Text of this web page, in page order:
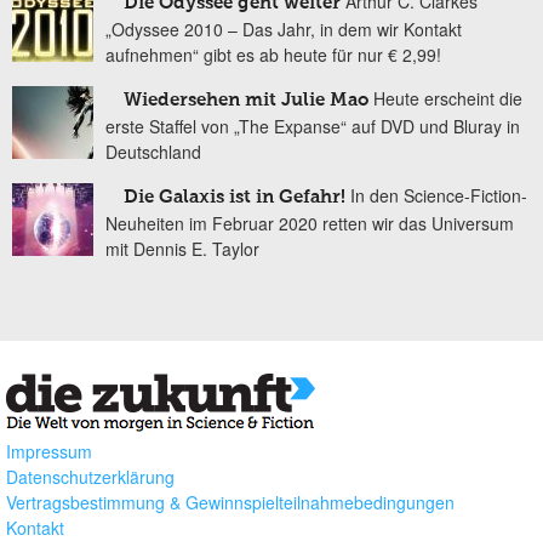
„Odyssee 2010 – Das Jahr, in dem wir Kontakt
aufnehmen“ gibt es ab heute für nur € 2,99!
Wiedersehen mit Julie Mao Heute erscheint die
erste Staffel von „The Expanse“ auf DVD und Bluray in
Deutschland
Die Galaxis ist in Gefahr! In den Science-Fiction-
Neuheiten im Februar 2020 retten wir das Universum
mit Dennis E. Taylor
Impressum
Datenschutzerklärung
Vertragsbestimmung & Gewinnspielteilnahmebedingungen
Kontakt